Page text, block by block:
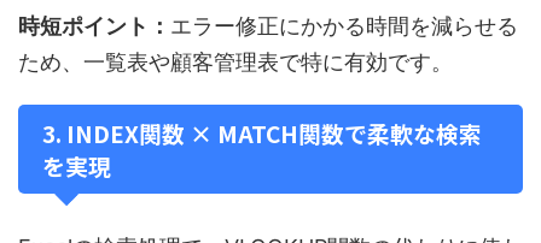
時短ポイント： エラー修正にかかる時間を減らせる
ため、一覧表や顧客管理表で特に有効です。
3. INDEX関数 × MATCH関数で柔軟な検索
を実現